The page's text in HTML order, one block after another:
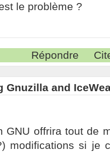
le problème ?
Répondre
Gnuzilla and
GNU offrira tout de
modifications si je